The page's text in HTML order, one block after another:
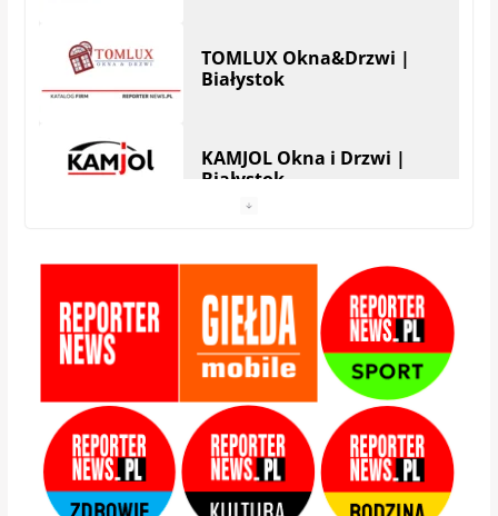
KAMJOL Okna i Drzwi |
Białystok
HERA Drzwi&Okna |
Białystok
StolMarik – okna i drzwi |
Zamis Producent |
Białystok – Zaścianki
Adams – Okna Drzwi
Bramy Rolety | Białystok